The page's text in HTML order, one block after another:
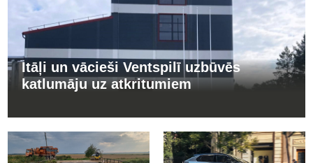
Itāļi un vācieši Ventspilī uzbūvēs
katlumāju uz atkritumiem